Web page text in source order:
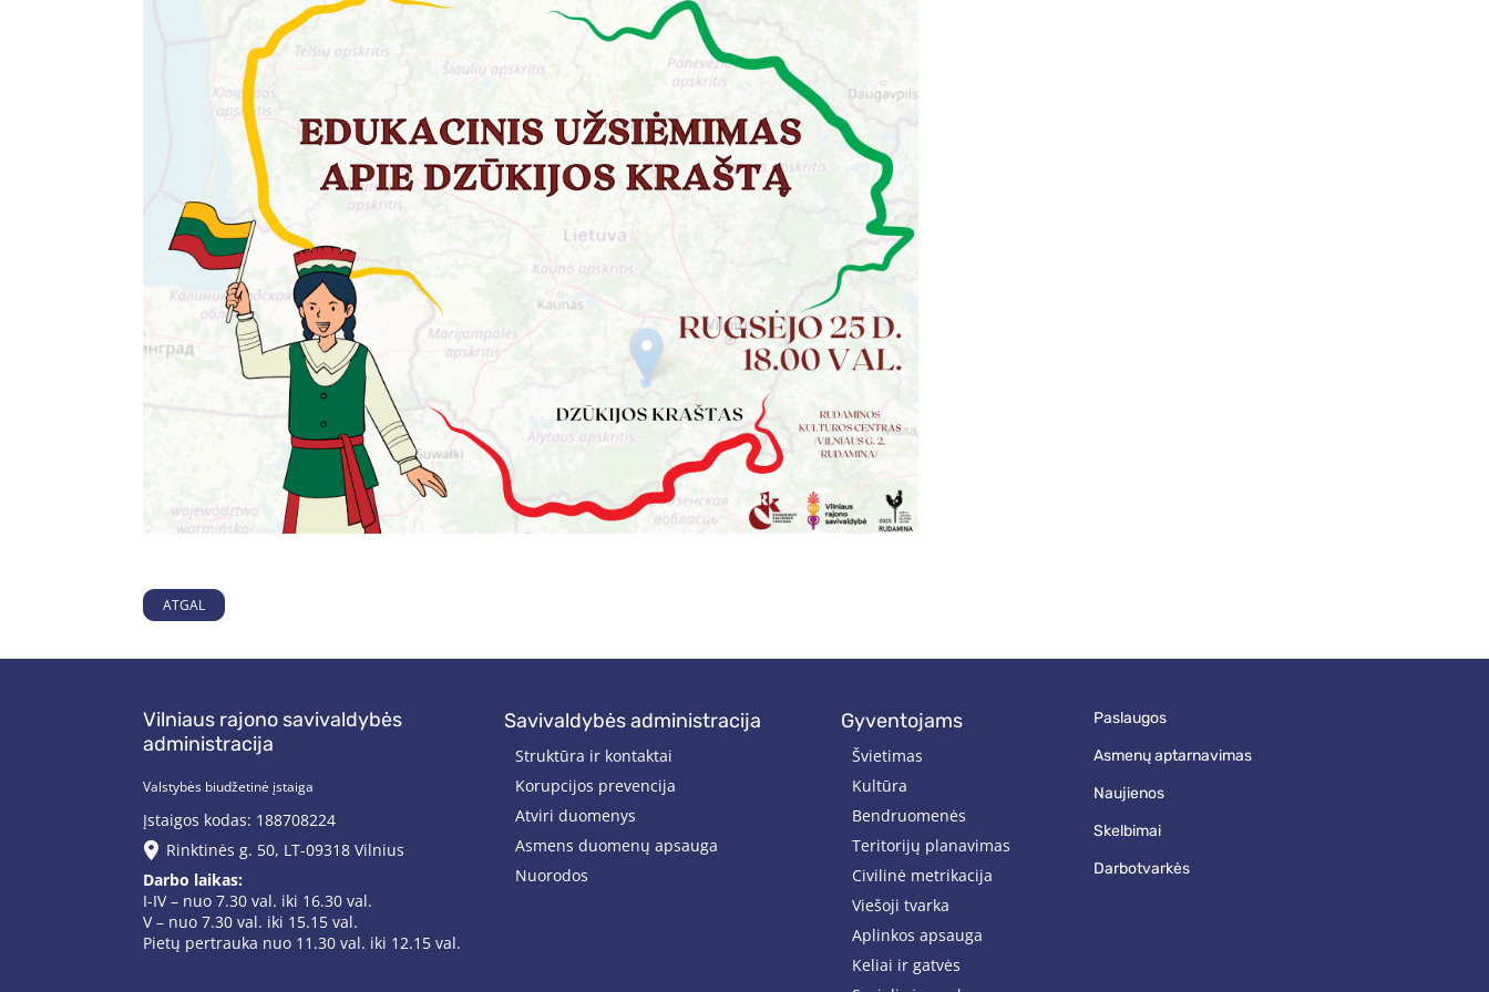
ATGAL
Vilniaus rajono savivaldybės
administracija
Valstybės biudžetinė įstaiga
Įstaigos kodas: 188708224
Rinktinės g. 50, LT-09318 Vilnius
Darbo laikas:
I-IV – nuo 7.30 val. iki 16.30 val.
V – nuo 7.30 val. iki 15.15 val.
Pietų pertrauka nuo 11.30 val. iki 12.15 val.
savivaldybės administracija
Struktūra ir kontaktai
Korupcijos prevencija
Atviri duomenys
Asmens duomenų apsauga
Nuorodos
gyventojams
Švietimas
Kultūra
Bendruomenės
Teritorijų planavimas
Civilinė metrikacija
Viešoji tvarka
Aplinkos apsauga
Keliai ir gatvės
paslaugos
asmenų aptarnavimas
naujienos
skelbimai
darbotvarkės